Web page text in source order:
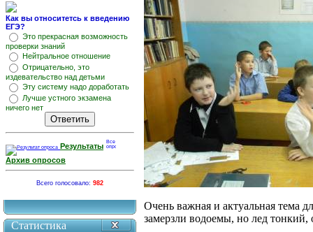
Как вы относитетсь к введению
ЕГЭ?
Это прекрасная возможность
проверки знаний
Нейтральное отношение
Отрицательно, это
издевательство над детьми
Эту систему надо доработать
Лучше устного экзамена
ничего нет
Результаты
Архив опросов
Всего голосовало: 982
Статистика
Очень важная и актуальная тема
замерзли водоемы, но лед